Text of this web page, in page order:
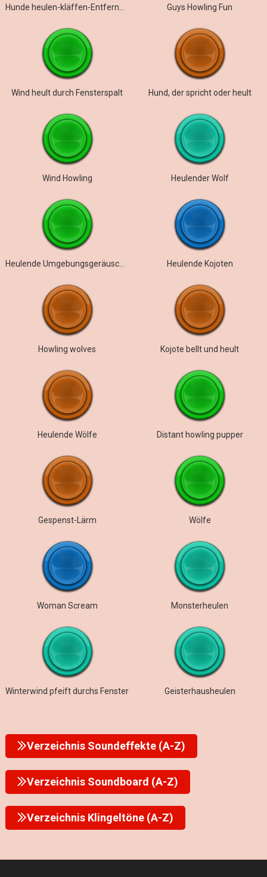
Guys Howling Fun
Wind heult durch Fensterspalt Hund, der spricht oder heult
Wind Howling Heulender Wolf
Heulende Umgebungsgeräusche eines Wintersturms Heulende Kojoten
Howling wolves Kojote bellt und heult
Heulende Wölfe Distant howling pupper
Gespenst-Lärm Wölfe
Woman Scream Monsterheulen
Winterwind pfeift durchs Fenster Geisterhausheulen
Verzeichnis Soundeffekte (A-Z)
Verzeichnis Soundboard (A-Z)
Verzeichnis Klingeltöne (A-Z)